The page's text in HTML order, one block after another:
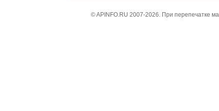
© APINFO.RU 2007-2026. При перепечатке